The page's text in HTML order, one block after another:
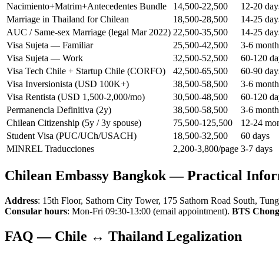
Nacimiento+Matrim+Antecedentes Bundle
14,500-22,500
12-20
Marriage in Thailand for Chilean
18,500-28,500
14-25
AUC / Same-sex Marriage (legal Mar 2022) 22,500-35,500
14-25
Visa Sujeta — Familiar
25,500-42,500
3-6
Visa Sujeta — Work
32,500-52,500
60-120
Visa Tech Chile + Startup Chile (CORFO)
42,500-65,500
60-90
Visa Inversionista (USD 100K+)
38,500-58,500
3-6
Visa Rentista (USD 1,500-2,000/mo)
30,500-48,500
60-120
Permanencia Definitiva (2y)
38,500-58,500
3-6
Chilean Citizenship (5y / 3y spouse)
75,500-125,500
12-24
Student Visa (PUC/UCh/USACH)
18,500-32,500
60 days
MINREL Traducciones
2,200-3,800/page 3-7 days
Chilean Embassy Bangkok — Practical
Address: 15th Floor, Sathorn City Tower, 175 Sathorn Road South,
Consular hours: Mon-Fri 09:30-13:00 (email appointment). BTS
FAQ — Chile ↔ Thailand Legalization